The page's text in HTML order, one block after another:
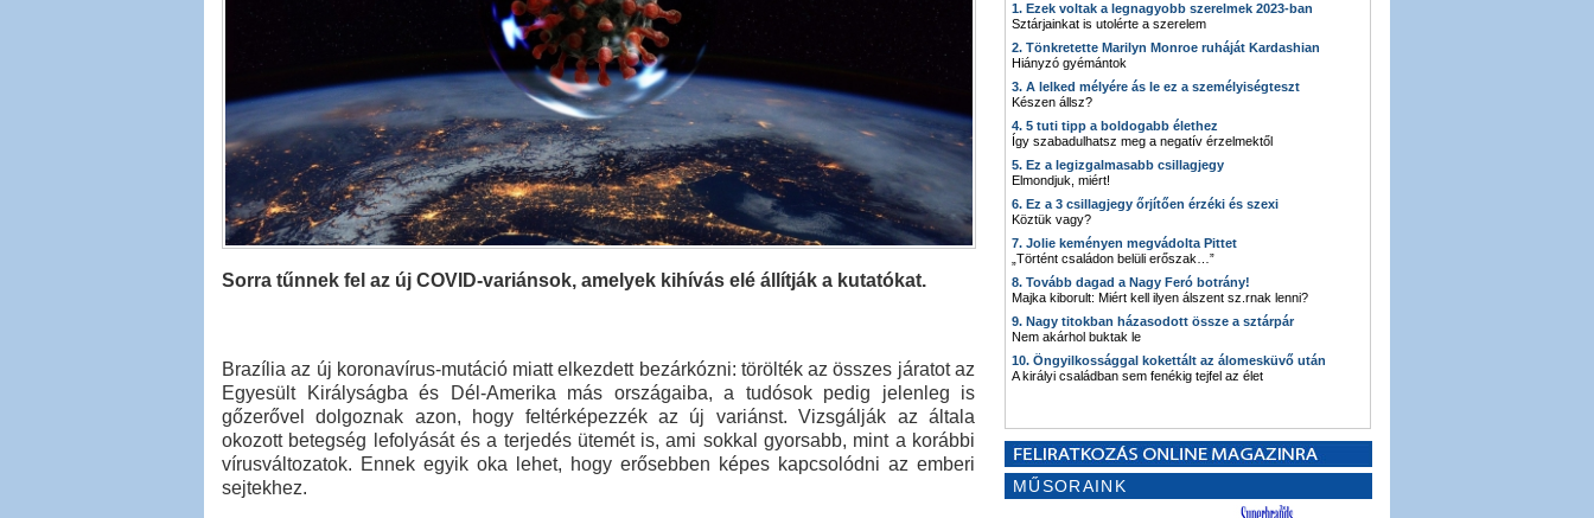
Sorra tűnnek fel az új COVID-variánsok, amelyek kihívás elé állítják a kutatókat.
Brazília az új koronavírus-mutáció miatt elkezdett bezárkózni: törölték az összes járatot az
Egyesült Királyságba és Dél-Amerika más országaiba, a tudósok pedig jelenleg is
gőzerővel dolgoznak azon, hogy feltérképezzék az új variánst. Vizsgálják az általa
okozott betegség lefolyását és a terjedés ütemét is, ami sokkal gyorsabb, mint a korábbi
vírusváltozatok. Ennek egyik oka lehet, hogy erősebben képes kapcsolódni az emberi
sejtekhez.
1. Ezek voltak a legnagyobb szerelmek 2023-ban
Sztárjainkat is utolérte a szerelem
2. Tönkretette Marilyn Monroe ruháját Kardashian
Hiányzó gyémántok
3. A lelked mélyére ás le ez a személyiségteszt
Készen állsz?
4. 5 tuti tipp a boldogabb élethez
Így szabadulhatsz meg a negatív érzelmektől
5. Ez a legizgalmasabb csillagjegy
Elmondjuk, miért!
6. Ez a 3 csillagjegy őrjítően érzéki és szexi
Köztük vagy?
7. Jolie keményen megvádolta Pittet
„Történt családon belüli erőszak…”
8. Tovább dagad a Nagy Feró botrány!
Majka kiborult: Miért kell ilyen álszent sz.rnak lenni?
9. Nagy titokban házasodott össze a sztárpár
Nem akárhol buktak le
10. Öngyilkossággal kokettált az álomesküvő után
A királyi családban sem fenékig tejfel az élet
MŰSORAINK